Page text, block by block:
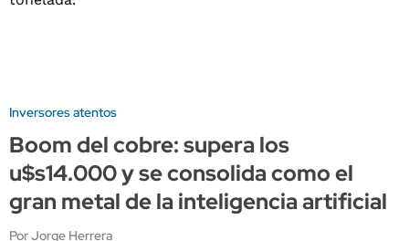
Inversores atentos
Boom del cobre: supera los
u$s14.000 y se consolida como el
gran metal de la inteligencia artificial
Por Jorge Herrera